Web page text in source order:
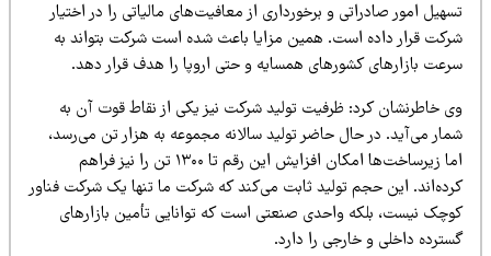
امور صادراتی و برخورداری از معافیت‌های مالیاتی را در اختیار
قرار داده است. همین مزایا باعث شده است شرکت بتواند به
بازارهای کشورهای همسایه و حتی اروپا را هدف قرار دهد.
خاطرنشان کرد: ظرفیت تولید شرکت نیز یکی از نقاط قوت آن به
می‌آید. در حال حاضر تولید سالانه مجموعه به هزار تن می‌رسد،
اما زیرساخت‌ها امکان افزایش این رقم تا ۱۳۰۰ تن را نیز فراهم
این حجم تولید ثابت می‌کند که شرکت ما تنها یک شرکت فناور
نیست، بلکه واحدی صنعتی است که توانایی تأمین بازارهای
داخلی و خارجی را دارد.